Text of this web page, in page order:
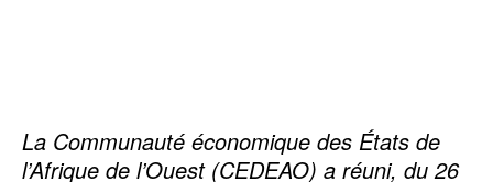
La Communauté économique des États de
l’Afrique de l’Ouest (CEDEAO) a réuni, du 26